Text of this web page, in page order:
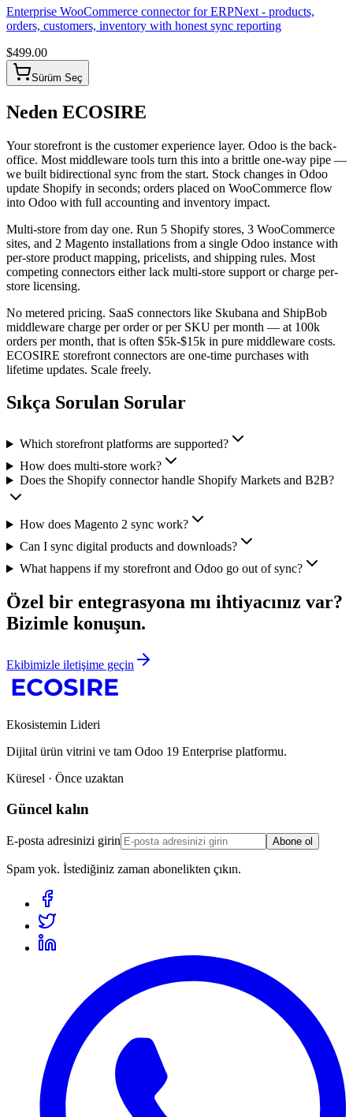
Enterprise WooCommerce connector for ERPNext - products,
orders, customers, inventory with honest sync reporting
$499.00
Sürüm Seç
Neden ECOSIRE
Your storefront is the customer experience layer. Odoo is the back-
office. Most middleware tools turn this into a brittle one-way pipe —
we built bidirectional sync from the start. Stock changes in Odoo
update Shopify in seconds; orders placed on WooCommerce flow
into Odoo with full accounting and inventory impact.
Multi-store from day one. Run 5 Shopify stores, 3 WooCommerce
sites, and 2 Magento installations from a single Odoo instance with
per-store product mapping, pricelists, and shipping rules. Most
competing connectors either lack multi-store support or charge per-
store licensing.
No metered pricing. SaaS connectors like Skubana and ShipBob
middleware charge per order or per SKU per month — at 100k
orders per month, that is often $5k-$15k in pure middleware costs.
ECOSIRE storefront connectors are one-time purchases with
lifetime updates. Scale freely.
Sıkça Sorulan Sorular
Which storefront platforms are supported?
How does multi-store work?
Does the Shopify connector handle Shopify Markets and B2B?
How does Magento 2 sync work?
Can I sync digital products and downloads?
What happens if my storefront and Odoo go out of sync?
Özel bir entegrasyona mı ihtiyacınız var?
Bizimle konuşun.
Ekibimizle iletişime geçin
Ekosistemin Lideri
Dijital ürün vitrini ve tam Odoo 19 Enterprise platformu.
Küresel · Önce uzaktan
Güncel kalın
E-posta adresinizi girin Abone ol
Spam yok. İstediğiniz zaman abonelikten çıkın.